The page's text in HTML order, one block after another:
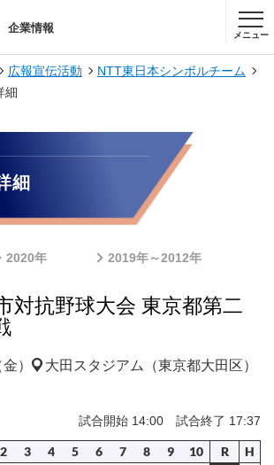
企業情報
メニュー
広報宣伝活動
NTT東日本シンボルチーム
細
細
2020年 2019年～2012年
対抗野球大会 東京都第二
）
大田スタジアム（東京都大田区）
試合開始 14:00 試合終了 17:37
2 3 4 5 6 7 8 9 10 R
H